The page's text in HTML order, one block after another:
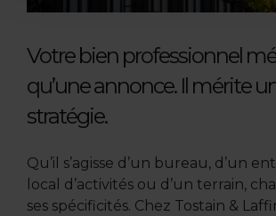
Votre bien professionnel
qu’une annonce. Il mérite
stratégie.
Qu’il s’agisse d’un bureau, d’un
local d’activités ou d’un terrain,
ses spécificités. Chez Tostain &